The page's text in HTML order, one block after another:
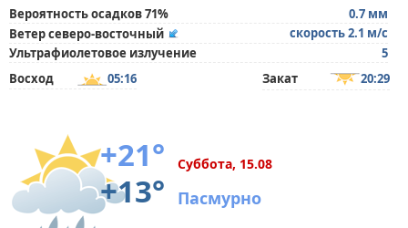
Вероятность осадков 71%
0.7 мм
Ветер северо-восточный
скорость 2.1 м/с
Ультрафиолетовое излучение
5
Восход
05:16 Закат 20:29
+21°
+13°
Суббота, 15.08
Пасмурно